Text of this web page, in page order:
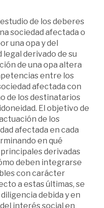
de los deberes
sociedad afectada o
una opa y del
derivado de su
de una opa altera
entre los
afectada con
de los destinatarios
El objetivo de
de los
afectada en cada
en qué
derivadas
deben integrarse
con carácter
a estas últimas, se
debida y en
interés social en